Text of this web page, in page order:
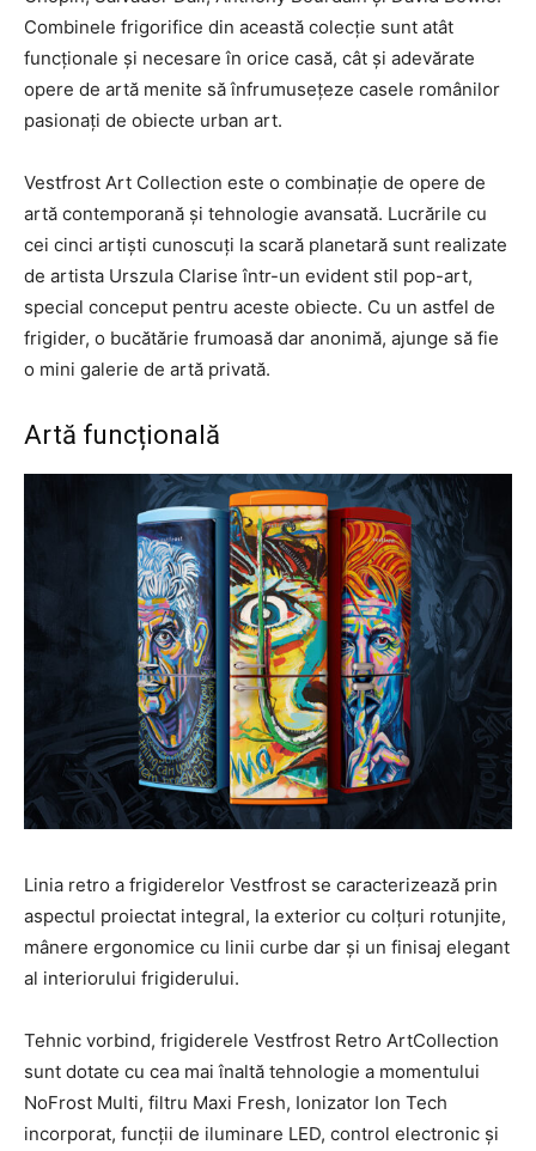
Combinele frigorifice din această colecție sunt atât
funcționale și necesare în orice casă, cât și adevărate
opere de artă menite să înfrumusețeze casele românilor
pasionați de obiecte urban art.
Vestfrost Art Collection este o combinație de opere de
artă contemporană și tehnologie avansată. Lucrările cu
cei cinci artiști cunoscuți la scară planetară sunt realizate
de artista Urszula Clarise într-un evident stil pop-art,
special conceput pentru aceste obiecte. Cu un astfel de
frigider, o bucătărie frumoasă dar anonimă, ajunge să fie
o mini galerie de artă privată.
Artă funcțională
Linia retro a frigiderelor Vestfrost se caracterizează prin
aspectul proiectat integral, la exterior cu colțuri rotunjite,
mânere ergonomice cu linii curbe dar și un finisaj elegant
al interiorului frigiderului.
Tehnic vorbind, frigiderele Vestfrost Retro ArtCollection
sunt dotate cu cea mai înaltă tehnologie a momentului
NoFrost Multi, filtru Maxi Fresh, Ionizator Ion Tech
incorporat, funcții de iluminare LED, control electronic și